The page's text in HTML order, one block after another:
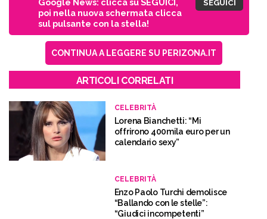
poi nella nuova schermata clicca
sul pulsante con la stella!
SEGUICI
CONTINUA A LEGGERE SU PERIZONA.IT
ARTICOLI CORRELATI
CELEBRITÀ
Lorena Bianchetti: “Mi
offrirono 400mila euro per un
calendario sexy”
CELEBRITÀ
Enzo Paolo Turchi demolisce
“Ballando con le stelle”:
“Giudici incompetenti”